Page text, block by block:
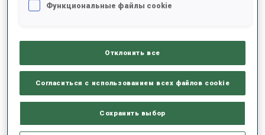
Этой зимой Тарьей Бё объявил о завершении карьеры, а
теперь в жизни спортсмена новый крутой поворот: его жена
Функциональные файлы cookie
Отклонить все
Согласиться с использованием всех файлов cookie
Сохранить выбор